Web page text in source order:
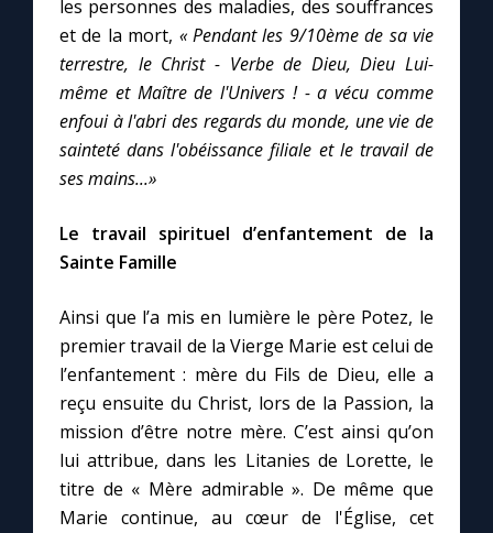
1000 Raisons de Croire
Chapelet pour le monde
Contact
Marie de Nazareth
les personnes des maladies, des souffrances
et de la mort, « Pendant les 9/10ème de sa vie
terrestre, le Christ - Verbe de Dieu, Dieu Lui-
même et Maître de l'Univers ! - a vécu comme
enfoui à l'abri des regards du monde, une vie de
sainteté dans l'obéissance filiale et le travail de
ses mains...»
Le travail spirituel d’enfantement de la
Sainte Famille
Ainsi que l’a mis en lumière le père Potez, le
premier travail de la Vierge Marie est celui de
l’enfantement : mère du Fils de Dieu, elle a
reçu ensuite du Christ, lors de la Passion, la
mission d’être notre mère. C’est ainsi qu’on
lui attribue, dans les Litanies de Lorette, le
titre de « Mère admirable ». De même que
Marie continue, au cœur de l'Église, cet